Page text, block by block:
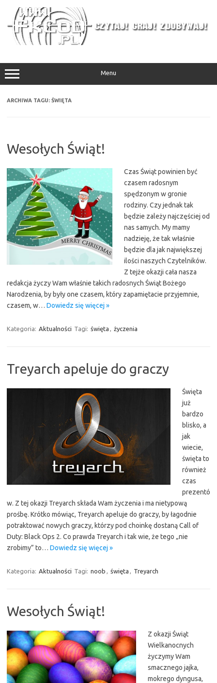
treści
Menu
ARCHIWA TAGU: ŚWIĘTA
Wesołych Świąt!
Czas Świąt powinien być
czasem radosnym
spędzonym w gronie
rodziny. Czy jednak tak
będzie zależy najczęściej od
nas samych. My mamy
nadzieję, że tak właśnie
będzie dla jak największej
ilości naszych Czytelników.
Z tejże okazji cała nasza
redakcja życzy Wam właśnie takich radosnych Świąt Bożego
Narodzenia, by były one czasem, który zapamiętacie przyjemnie,
czasem, w… Dowiedz się więcej »
Kategoria: Aktualności Tagi: święta życzenia
Treyarch apeluje do graczy
Święta
już
bardzo
blisko, a
jak
wiecie,
święta to
również
czas
prezentó
w. Z tej okazji Treyarch składa Wam życzenia i ma nietypową
prośbę. Krótko mówiąc, Treyarch apeluje do graczy, by łagodnie
potraktować nowych graczy, którzy pod choinkę dostaną Call of
Duty: Black Ops 2. Co prawda Treyarch i tak wie, że tego „nie
zrobimy” to… Dowiedz się więcej »
Kategoria: Aktualności Tagi: noob święta Treyarch
Wesołych Świąt!
Z okazji Świąt
Wielkanocnych
życzymy Wam
smacznego jajka,
mokrego dyngusa,